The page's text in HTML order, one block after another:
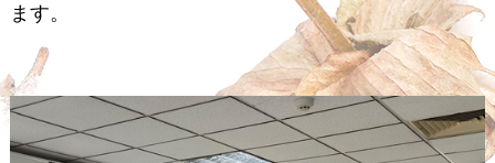
ます。